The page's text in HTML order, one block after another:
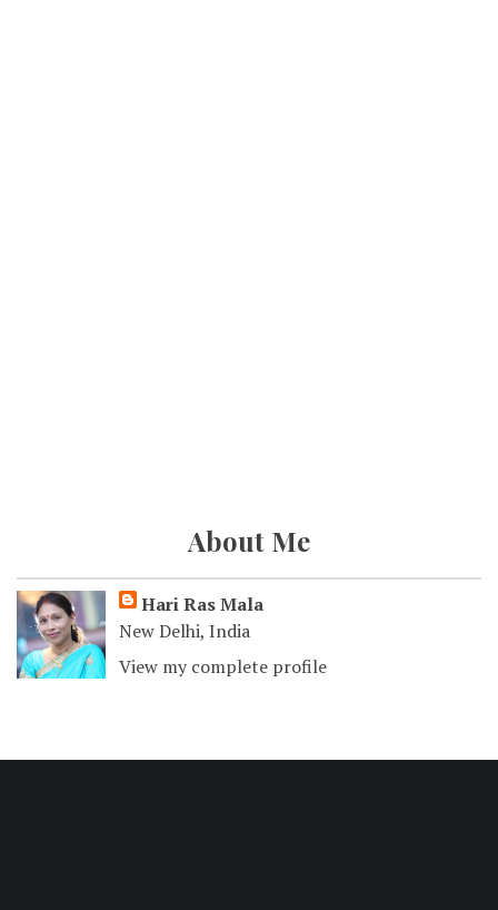
About Me
Hari Ras Mala
New Delhi, India
View my complete profile